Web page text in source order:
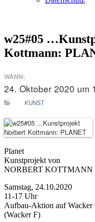
w25#05
Kottmann:
WANN:
24. Oktober 2020 um
KUNST
Planet
Kunstprojekt von
NORBERT KOTTMANN
Samstag, 24.10.2020
11-17 Uhr
Aufbau-Aktion auf Wacker
(Wacker F)